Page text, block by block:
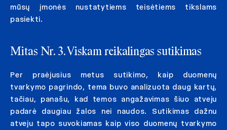
mūsų įmonės nustatytiems teisėtiems tikslams
pasiekti.
Mitas Nr. 3. Viskam reikalingas sutikimas
Per praėjusius metus sutikimo, kaip duomenų
tvarkymo pagrindo, tema buvo analizuota daug kartų,
tačiau, panašu, kad temos angažavimas šiuo atveju
padarė daugiau žalos nei naudos. Sutikimas dažnu
atveju tapo suvokiamas kaip viso duomenų tvarkymo